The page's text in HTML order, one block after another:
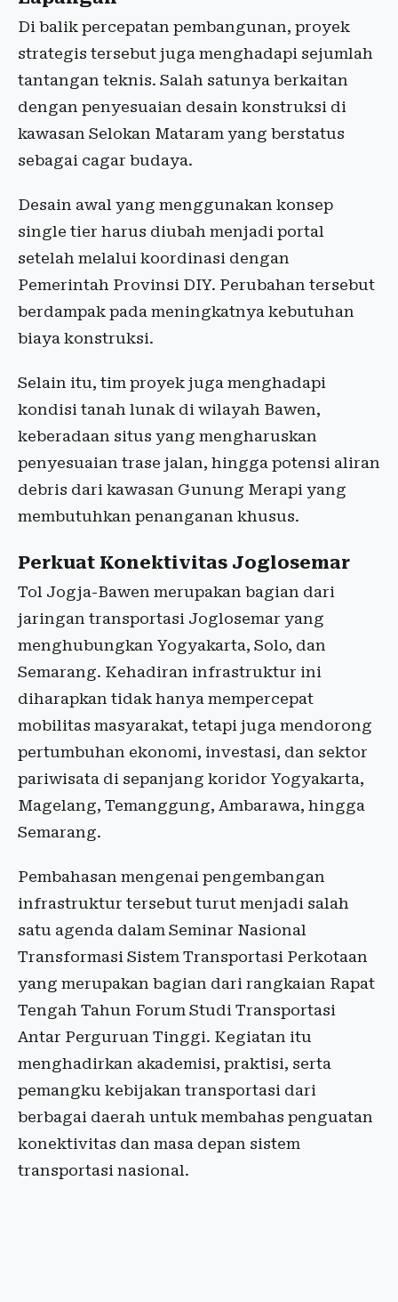
Di balik percepatan pembangunan, proyek
strategis tersebut juga menghadapi sejumlah
tantangan teknis. Salah satunya berkaitan
dengan penyesuaian desain konstruksi di
kawasan Selokan Mataram yang berstatus
sebagai cagar budaya.
Desain awal yang menggunakan konsep
single tier harus diubah menjadi portal
setelah melalui koordinasi dengan
Pemerintah Provinsi DIY. Perubahan tersebut
berdampak pada meningkatnya kebutuhan
biaya konstruksi.
Selain itu, tim proyek juga menghadapi
kondisi tanah lunak di wilayah Bawen,
keberadaan situs yang mengharuskan
penyesuaian trase jalan, hingga potensi aliran
debris dari kawasan Gunung Merapi yang
membutuhkan penanganan khusus.
Perkuat Konektivitas Joglosemar
Tol Jogja-Bawen merupakan bagian dari
jaringan transportasi Joglosemar yang
menghubungkan Yogyakarta, Solo, dan
Semarang. Kehadiran infrastruktur ini
diharapkan tidak hanya mempercepat
mobilitas masyarakat, tetapi juga mendorong
pertumbuhan ekonomi, investasi, dan sektor
pariwisata di sepanjang koridor Yogyakarta,
Magelang, Temanggung, Ambarawa, hingga
Semarang.
Pembahasan mengenai pengembangan
infrastruktur tersebut turut menjadi salah
satu agenda dalam Seminar Nasional
Transformasi Sistem Transportasi Perkotaan
yang merupakan bagian dari rangkaian Rapat
Tengah Tahun Forum Studi Transportasi
Antar Perguruan Tinggi. Kegiatan itu
menghadirkan akademisi, praktisi, serta
pemangku kebijakan transportasi dari
berbagai daerah untuk membahas penguatan
konektivitas dan masa depan sistem
transportasi nasional.